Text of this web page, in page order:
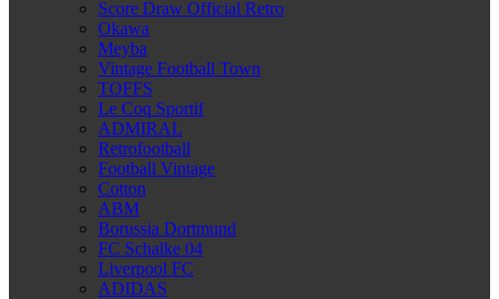
Score Draw Official Retro
Okawa
Meyba
Vintage Football Town
TOFFS
Le Coq Sportif
ADMIRAL
Retrofootball
Football Vintage
Cotton
ABM
Borussia Dortmund
FC Schalke 04
Liverpool FC
ADIDAS